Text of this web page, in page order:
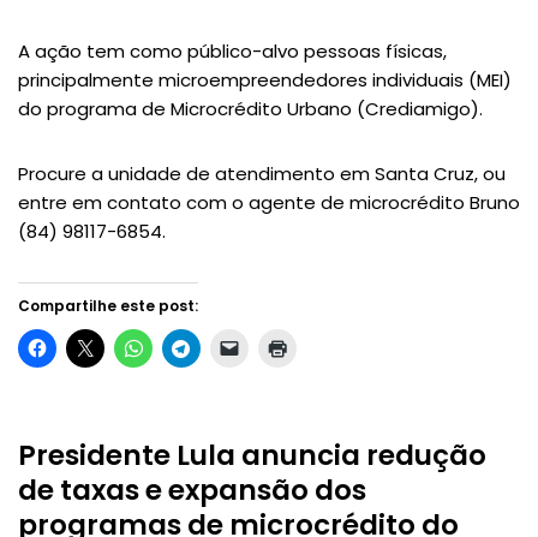
A ação tem como público-alvo pessoas físicas,
principalmente microempreendedores individuais (MEI)
do programa de Microcrédito Urbano (Crediamigo).
Procure a unidade de atendimento em Santa Cruz, ou
entre em contato com o agente de microcrédito Bruno
(84) 98117-6854.
Compartilhe este post:
Presidente Lula anuncia redução
de taxas e expansão dos
programas de microcrédito do